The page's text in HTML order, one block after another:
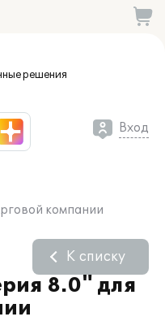
решения
Вход
компании
8.0" для
К списку